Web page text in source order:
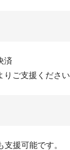
済
りご支援ください
援可能です。